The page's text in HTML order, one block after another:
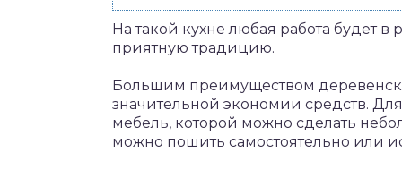
На такой кухне любая работа будет
приятную традицию.
Большим преимуществом
значительной экономии средств.
мебель, которой можно сделать
можно пошить самостоятельно или